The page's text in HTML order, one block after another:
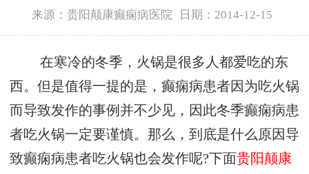
来源：贵阳颠康癫痫病医院 日期：2014-12-15
在寒冷的冬季，火锅是很多人都爱吃的东
西。但是值得一提的是，癫痫病患者因为吃火锅
而导致发作的事例并不少见，因此冬季癫痫病患
者吃火锅一定要谨慎。那么，到底是什么原因导
致癫痫病患者吃火锅也会发作呢?下面贵阳颠康